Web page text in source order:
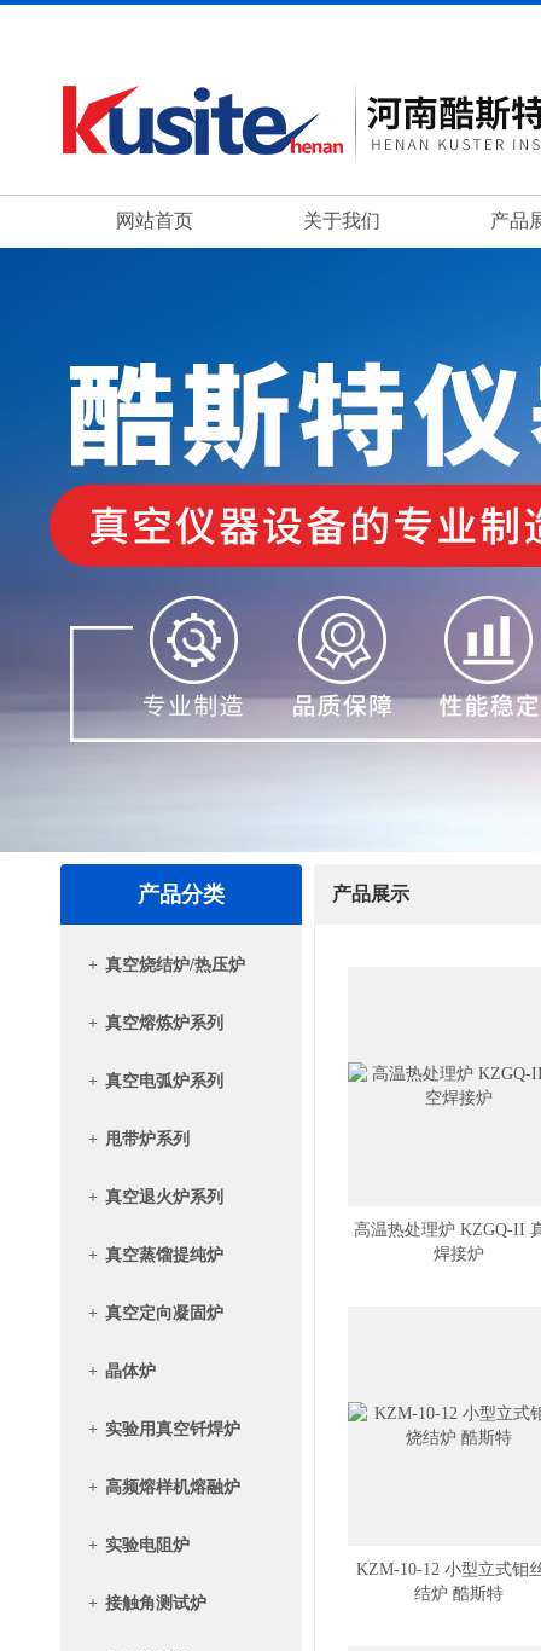
网站首页 关于我们 产品
产品分类
+ 真空烧结炉/热压炉
+ 真空熔炼炉系列
+ 真空电弧炉系列
+ 甩带炉系列
+ 真空退火炉系列
+ 真空蒸馏提纯炉
+ 真空定向凝固炉
+ 晶体炉
+ 实验用真空钎焊炉
+ 高频熔样机熔融炉
+ 实验电阻炉
+ 接触角测试炉
产品展示
高温热处理炉 KZGQ-II
焊接炉
KZM-10-12 小型立式钼
结炉 酷斯特